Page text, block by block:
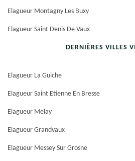
Elagueur Montagny Les Buxy
Elagueur Saint Denis De Vaux
DERNIÈRES VILLES
Elagueur La Guiche
Elagueur Saint Etienne En Bresse
Elagueur Melay
Elagueur Grandvaux
Elagueur Messey Sur Grosne